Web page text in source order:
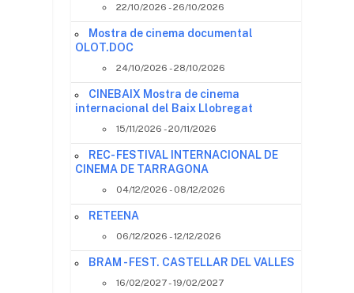
22/10/2026 - 26/10/2026
Mostra de cinema documental
OLOT.DOC
24/10/2026 - 28/10/2026
CINEBAIX Mostra de cinema
internacional del Baix Llobregat
15/11/2026 - 20/11/2026
REC- FESTIVAL INTERNACIONAL DE
CINEMA DE TARRAGONA
04/12/2026 - 08/12/2026
RETEENA
06/12/2026 - 12/12/2026
BRAM - FEST. CASTELLAR DEL VALLES
16/02/2027 - 19/02/2027